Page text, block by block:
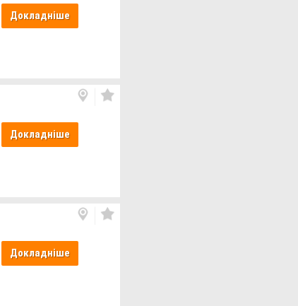
Докладніше
Докладніше
Докладніше